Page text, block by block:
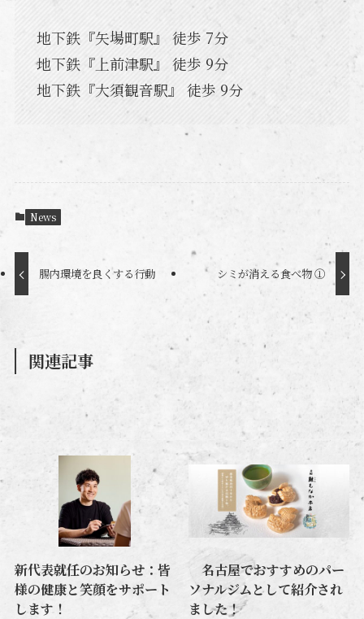
地下鉄『矢場町駅』 徒歩 7分
地下鉄『上前津駅』 徒歩 9分
地下鉄『大須観音駅』 徒歩 9分
News
腸内環境を良くする行動 シミが消える食べ物 ①
関連記事
新代表就任のお知らせ：皆
様の健康と笑顔をサポート
します！
名古屋でおすすめのパー
ソナルジムとして紹介され
ました！